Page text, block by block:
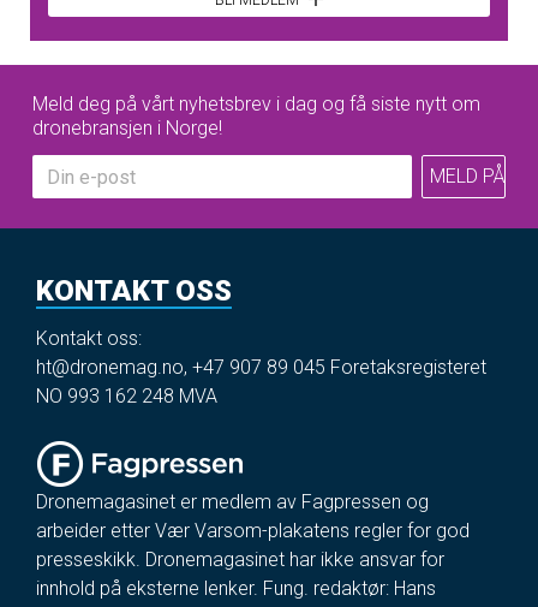
Meld deg på vårt nyhetsbrev i dag og få siste nytt om
dronebransjen i Norge!
KONTAKT OSS
Kontakt oss:
ht@dronemag.no, +47 907 89 045 Foretaksregisteret
NO 993 162 248 MVA
Dronemagasinet er medlem av Fagpressen og
arbeider etter Vær Varsom-plakatens regler for god
presseskikk. Dronemagasinet har ikke ansvar for
innhold på eksterne lenker. Fung. redaktør: Hans